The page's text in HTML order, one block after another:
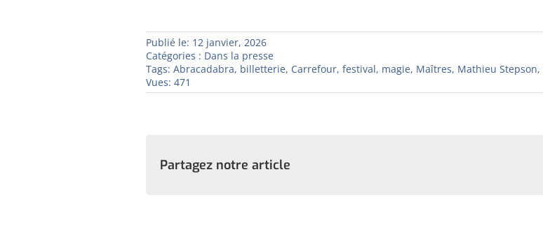
Publié le: 12 janvier, 2026
Catégories : Dans la presse
Tags: Abracadabra, billetterie, Carrefour, festival, magie, Maîtres, Mathieu Stepson,
Vues: 471
Partagez notre article